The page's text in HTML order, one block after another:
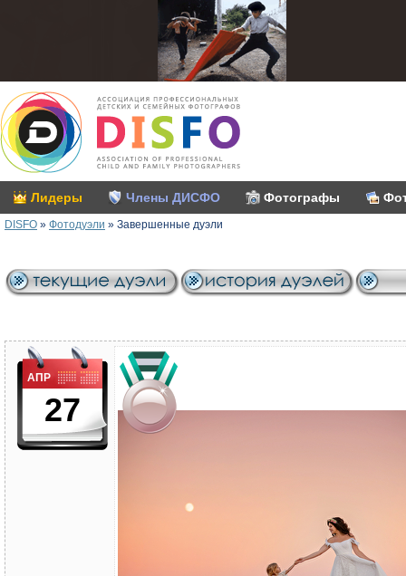
Лидеры Члены ДИСФО Фотографы
DISFO » Фотодуэли » Завершенные дуэли
27
АПР